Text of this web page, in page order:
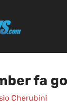
fa
Cherubini